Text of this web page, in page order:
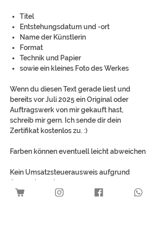
Titel
Entstehungsdatum und -ort
Name der Künstlerin
Format
Technik und Papier
sowie ein kleines Foto des Werkes
Wenn du diesen Text gerade liest und
bereits vor Juli 2025 ein Original oder
Auftragswerk von mir gekauft hast,
schreib mir gern. Ich sende dir dein
Zertifikat kostenlos zu. :)
Farben können eventuell leicht abweichen
Kein Umsatzsteuerausweis aufgrund
Anwendung der
Kleinunternehmerregelung gemäß § 19